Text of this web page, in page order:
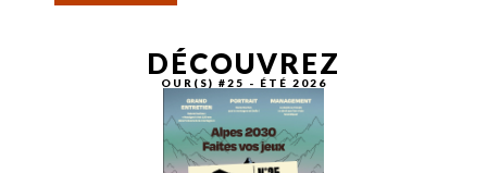
DÉCOUVREZ
OUR(S) #25 - ÉTÉ 2026